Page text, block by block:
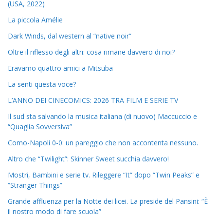
(USA, 2022)
La piccola Amélie
Dark Winds, dal western al “native noir”
Oltre il riflesso degli altri: cosa rimane davvero di noi?
Eravamo quattro amici a Mitsuba
La senti questa voce?
L’ANNO DEI CINECOMICS: 2026 TRA FILM E SERIE TV
Il sud sta salvando la musica italiana (di nuovo) Maccuccio e
“Quaglia Sovversiva”
Como-Napoli 0-0: un pareggio che non accontenta nessuno.
Altro che “Twilight”: Skinner Sweet succhia davvero!
Mostri, Bambini e serie tv. Rileggere “It” dopo “Twin Peaks” e
“Stranger Things”
Grande affluenza per la Notte dei licei. La preside del Pansini: “È
il nostro modo di fare scuola”